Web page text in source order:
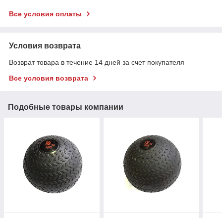
Все условия оплаты
Условия возврата
Возврат товара в течение 14 дней за счет покупателя
Все условия возврата
Подобные товары компании